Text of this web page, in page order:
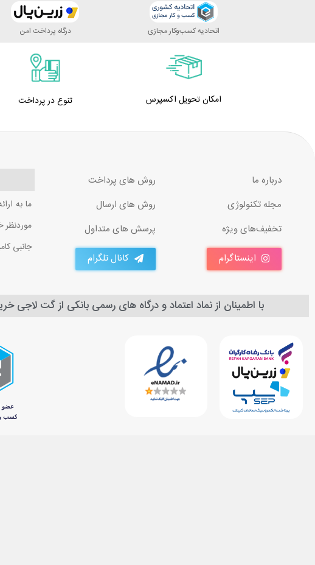
اتحادیه کسب‌وکار مجازی درگاه پرداخت امن
امکان تحویل اکسپرس تنوع در پرداخت
درباره ما
مجله تکنولوژی
تخفیف‌های ویژه
اینستاگرام
روش های پرداخت
روش های ارسال
پرسش های متداول
کانال تلگرام
ما به
موردنظر
جانبی
با اطمینان از نماد اعتماد و درگاه های رسمی بانکی از گت لاجی